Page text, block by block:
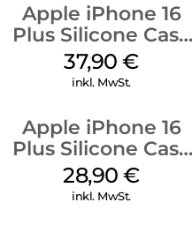
Apple iPhone 16
Plus Silicone Case
MagSafe Lake
Green
37,90€
inkl. MwSt.
Apple iPhone 16
Plus Silicone Case
MagSafe Black
28,90€
inkl. MwSt.